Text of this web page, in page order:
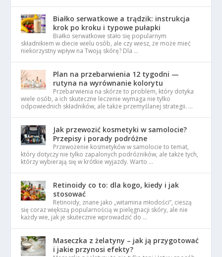
Białko serwatkowe a trądzik: instrukcja
krok po kroku i typowe pułapki
Białko serwatkowe stało się popularnym
składnikiem w diecie wielu osób, ale czy wiesz, że może mieć
niekorzystny wpływ na Twoją skórę? Dla …
Plan na przebarwienia 12 tygodni —
rutyna na wyrównanie kolorytu
Przebarwienia na skórze to problem, który dotyka
wiele osób, a ich skuteczne leczenie wymaga nie tylko
odpowiednich składników, ale także przemyślanej strategii. …
Jak przewozić kosmetyki w samolocie?
Przepisy i porady podróżne
Przewożenie kosmetyków w samolocie to temat,
który dotyczy nie tylko zapalonych podróżników, ale także tych,
którzy wybierają się w krótkie wyjazdy. Warto …
Retinoidy co to: dla kogo, kiedy i jak
stosować
Retinoidy, znane jako „witamina młodości”, cieszą
się coraz większą popularnością w pielęgnacji skóry, ale nie
każdy wie, jak je skutecznie wprowadzić do …
Maseczka z żelatyny – jak ją przygotować
i jakie przynosi efekty?